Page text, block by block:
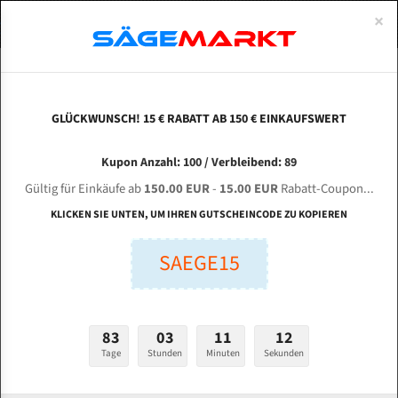
SHENDIAO GB 4235 / 70 S für 5240 mm Bi-
Metall Bandsägeblätter
Länge (mm):
Stärken + Zahnteilung:
mm
ABOUTS
ENGLISH
Bi-Metall Meterware
Fleischerei Bandsägeblätter
Bandmesser Glatt Meterware
Konvex Meterware
×
GLÜCKWUNSCH! 15 € RABATT AB 150 € EINKAUFSWERT
Kupon Anzahl: 100 / Verbleibend: 89
Gültig für Einkäufe ab150.00 EUR- 15.00 EURRabatt-Coupon...
KLICKEN SIE UNTEN, UM IHREN GUTSCHEINCODE ZU KOPIEREN
SAEGE15
83
Tage
03
Stunden
11
Minuten
11
Sekunden